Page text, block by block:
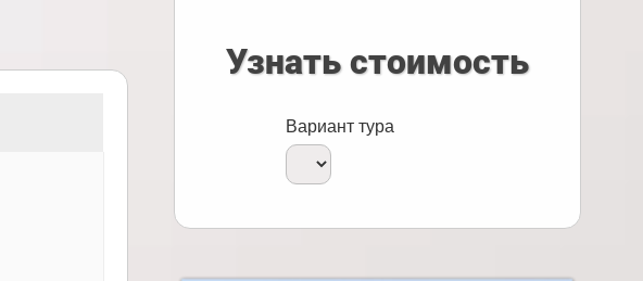
Узнать стоимость
Вариант тура